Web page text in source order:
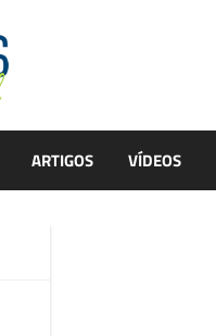
ARTIGOS VÍDEOS